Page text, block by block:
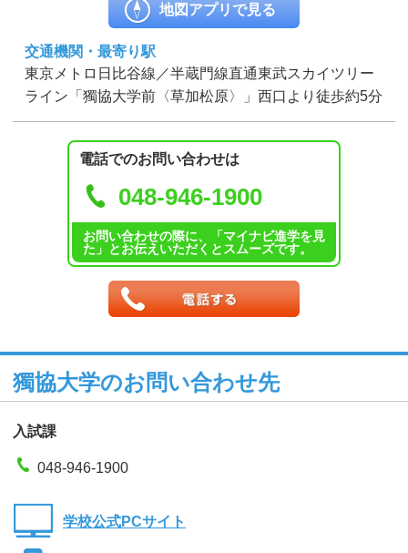
地図アプリで見る
交通機関・最寄り駅
東京メトロ日比谷線／半蔵門線直通東武スカイツリー
ライン「獨協大学前〈草加松原〉」西口より徒歩約5分
電話でのお問い合わせは
048-946-1900
お問い合わせの際に、「マイナビ進学を見
た」とお伝えいただくとスムーズです。
獨協大学のお問い合わせ先
入試課
048-946-1900
学校公式PCサイト